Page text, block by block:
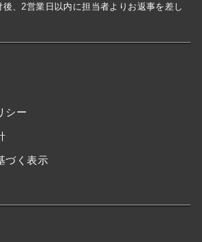
、2営業日以内に担当者よりお返事を差し
シー
づく表示